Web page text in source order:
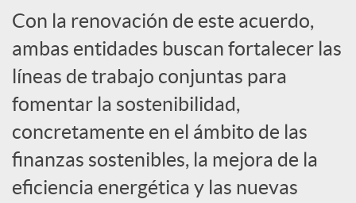
s
S
o
c
Con la renovación de este acuerdo,
ambas entidades buscan fortalecer las
líneas de trabajo conjuntas para
fomentar la sostenibilidad,
concretamente en el ámbito de las
finanzas sostenibles, la mejora de la
eficiencia energética y las nuevas